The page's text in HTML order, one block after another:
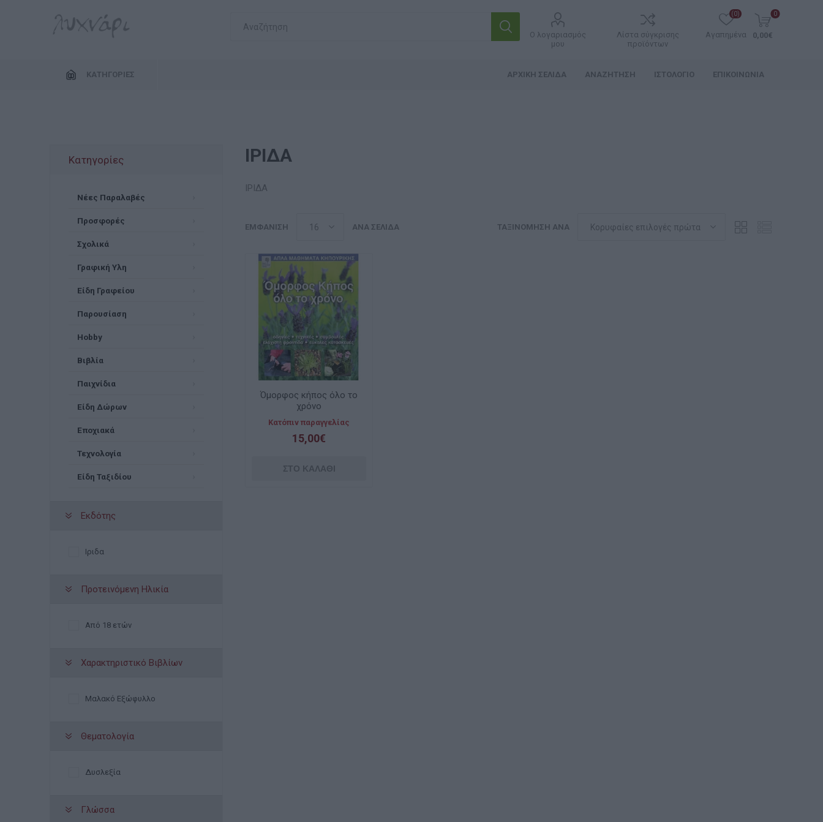
Ο λογαριασμός
μου
Λίστα σύγκρισης
προϊόντων
Αγαπημένα
(0) 0
0,00€
ΚΑΤΗΓΟΡΊΕΣ ΑΡΧΙΚΉ ΣΕΛΊΔΑ ΑΝΑΖΉΤΗΣΗ ΙΣΤΟΛΌΓΙΟ ΕΠΙΚΟΙΝΩΝΊΑ
ΙΡΙΔΑ
ΙΡΙΔΑ
ΤΑΞΙΝΌΜΗΣΗ ΑΝΆ
ΕΜΦΆΝΙΣΗ ΑΝΆ ΣΕΛΊΔΑ
Όμορφος κήπος όλο το
χρόνο
Κατόπιν παραγγελίας
15,00€
Κατηγορίες
Νέες Παραλαβές
Προσφορές
Σχολικά
Γραφική Υλη
Είδη Γραφείου
Παρουσίαση
Hobby
Βιβλία
Παιχνίδια
Είδη Δώρων
Εποχιακά
Τεχνολογία
Είδη Ταξιδίου
Εκδότης
Ιριδα
Προτεινόμενη Ηλικία
Από 18 ετών
Χαρακτηριστικό Βιβλίων
Μαλακό Εξώφυλλο
Θεματολογία
Δυσλεξία
Γλώσσα